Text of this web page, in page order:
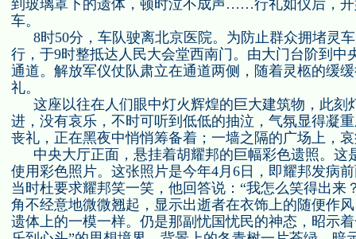
到玻璃罩下的遗体，顿时泣不成声……行礼如仪后，
车。
8时50分，车队驶离北京医院。为防止群众拥堵灵
行，于9时整抵达人民大会堂西南门。由大门台阶到中
通道。解放军仪仗队肃立在通道两侧，随着灵柩的缓
礼。
这座以往在人们眼中灯火辉煌的巨大建筑物，此刻
进，没有哀乐，不时可听到低低的抽泣，气氛显得凝
丧礼，正在黑夜中悄悄筹备着；一墙之隔的广场上，
中央大厅正面，悬挂着胡耀邦的巨幅彩色遗照。这
使用彩色照片。这张照片是今年4月 6日，即耀邦发病
当时杜要求耀邦笑一笑，他回答说：“我怎么笑得出来
角不经意地微微翘起，显示出逝者在衣饰上的随便作
遗体上的一模一样。仍是那副忧国忧民的神态，昭示